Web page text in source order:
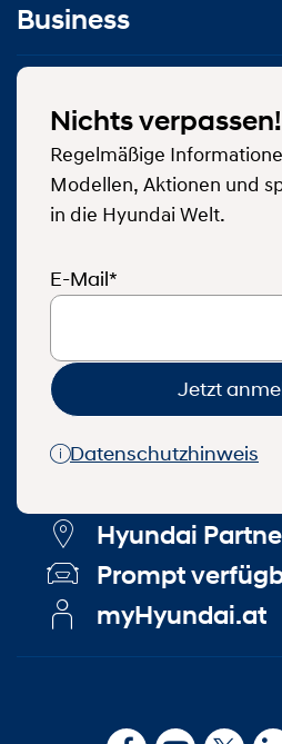
Business
Nichts verpassen!
Regelmäßige
Modellen, Aktionen und
in die Hyundai Welt.
E-Mail*
Jetzt
Datenschutzhinweis
Hyundai
Prompt
myHyundai.at